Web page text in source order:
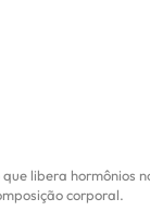
libera hormônios
corporal.